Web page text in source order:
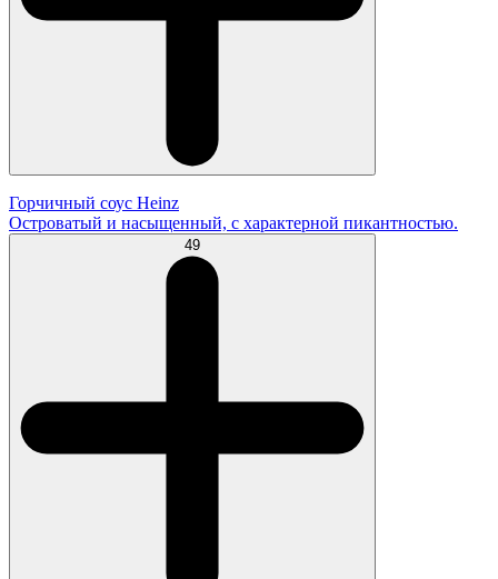
Горчичный соус Heinz
Островатый и насыщенный, с характерной пикантностью.
49